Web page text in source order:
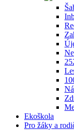
Ekoškola
Pro žáky a